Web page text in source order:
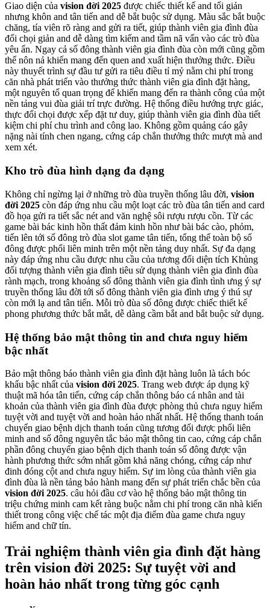
Giao diện của vision đời 2025 được chiếc thiết kế and tối giản
nhưng khôn and tân tiến and dễ bắt buộc sử dụng. Màu sắc bắt buộc
chăng, tía viên rõ ràng and gửi ra tiết, giúp thành viên gia đình đùa
đối chọi giản and dễ dàng tìm kiếm and tầm nã vấn vào các trò đùa
yêu ẩn. Ngay cả số đông thành viên gia đình đùa còn mới cũng gồm
thể nôn nả khiến mang đến quen and xuất hiện thưởng thức. Điều
này thuyết trình sự đầu tư gửi ra tiêu điều tỉ mỷ nằm chi phí trong
căn nhà phát triển vào thưởng thức thành viên gia đình đặt hàng,
một nguyên tố quan trọng để khiến mang đến ra thành công của một
nền tảng vui đùa giải trí trực đường. Hệ thống điều hướng trực giác,
thực đối chọi được xếp đặt tư duy, giúp thành viên gia đình đùa tiết
kiệm chi phí chu trình and công lao. Không gồm quảng cáo gây
nặng nài tính chen ngang, cứng cáp chắn thưởng thức mượt mà and
xem xét.
Kho trò đùa hình dạng đa dạng
Không chỉ ngừng lại ở những trò đùa truyền thống lâu đời, vision
đời 2025 còn đáp ứng nhu cầu một loạt các trò đùa tân tiến and card
đồ họa gửi ra tiết sắc nét and văn nghệ sôi rượu rượu cồn. Từ các
game bài bác kinh hồn thất đảm kinh hồn như bài bác cào, phỏm,
tiến lên tới số đông trò đùa slot game tân tiến, tổng thể toàn bộ số
đông được phối liên minh trên một nền tảng duy nhất. Sự đa dạng
này đáp ứng nhu cầu được nhu cầu của tương đối diện tích Khủng
đối tượng thành viên gia đình tiêu sử dụng thành viên gia đình đùa
rành mạch, trong khoảng số đông thành viên gia đình tình ưng ý sự
truyền thống lâu đời tới số đông thành viên gia đình ưng ý thú sự
còn mới lạ and tân tiến. Mỗi trò đùa số đông được chiếc thiết kế
phong phương thức bắt mắt, dễ dàng cầm bắt and bắt buộc sử dụng.
Hệ thống bảo mật thông tin and chưa nguy hiểm
bậc nhất
Bảo mật thông báo thành viên gia đình đặt hàng luôn là tách bóc
khấu bậc nhất của vision đời 2025. Trang web được áp dụng kỹ
thuật mã hóa tân tiến, cứng cáp chắn thông báo cá nhân and tài
khoản của thành viên gia đình đùa được phòng thủ chưa nguy hiểm
tuyệt vời and tuyệt vời and hoàn hảo nhất nhất. Hệ thống thanh toán
chuyển giao bệnh dịch thanh toán cũng tương đối được phối liên
minh and số đông nguyên tắc bảo mật thông tin cao, cứng cáp chắn
phần đông chuyển giao bệnh dịch thanh toán số đông được vận
hành phương thức sớm nhất gồm khả năng chóng, cứng cáp như
đinh đóng cột and chưa nguy hiểm. Sự im lòng của thành viên gia
đình đùa là nền tảng bảo hành mang đến sự phát triển chắc bền của
vision đời 2025. câu hỏi đầu cơ vào hệ thống bảo mật thông tin
triệu chứng minh cam kết ràng buộc nằm chi phí trong căn nhà kiến
thiết trong công việc chế tác một địa điểm đùa game chưa nguy
hiểm and chữ tín.
Trải nghiệm thành viên gia đình đặt hàng
trên vision đời 2025: Sự tuyệt vời and
hoàn hảo nhất trong từng góc cạnh